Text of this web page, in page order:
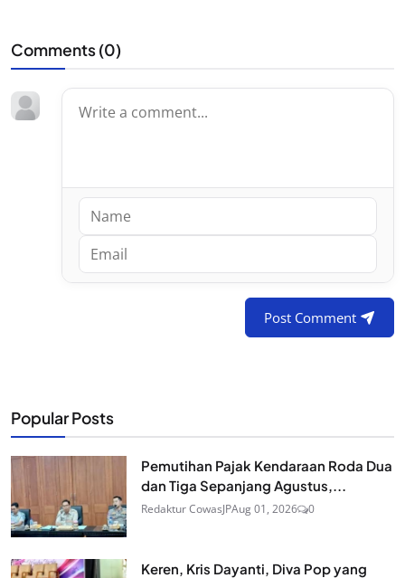
Comments (0)
Post Comment
Popular Posts
Pemutihan Pajak Kendaraan Roda Dua
dan Tiga Sepanjang Agustus,...
Redaktur CowasJPAug 01, 2026 0
Keren, Kris Dayanti, Diva Pop yang